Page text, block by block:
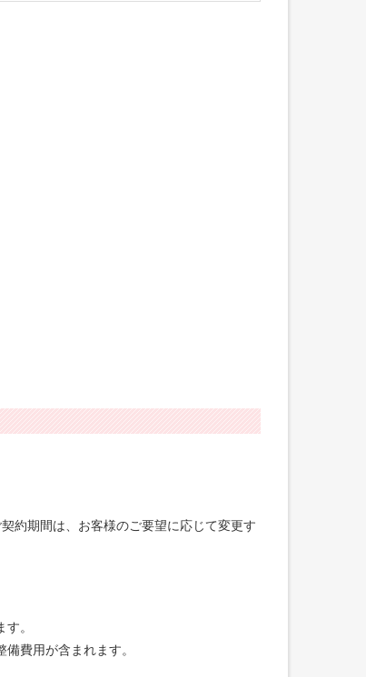
約期間は、お客様のご要望に応じて変更す
。
費用が含まれます。